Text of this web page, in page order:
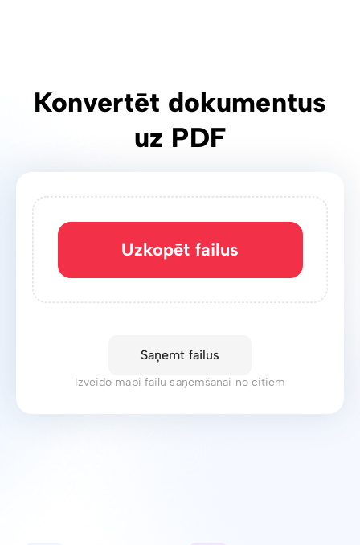
Konvertēt dokumentus
uz PDF
Uzkopēt failus
Saņemt failus
Izveido mapi failu saņemšanai no citiem